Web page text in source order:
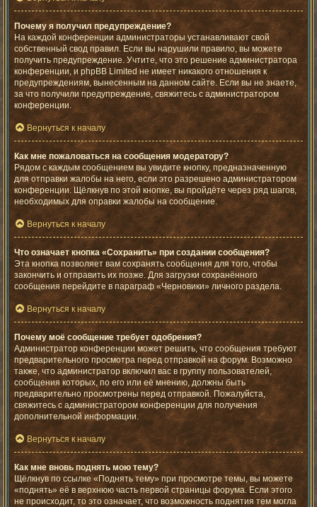
Почему я получил предупреждение?
На каждой конференции администраторы устанавливают свой
собственный свод правил. Если вы нарушили правило, вы можете
получить предупреждение. Учтите, что это решение администратора
конференции, и phpBB Limited не имеет никакого отношения к
предупреждениям, вынесенным на данном сайте. Если вы не знаете,
за что получили предупреждение, свяжитесь с администратором
конференции.
Вернуться к началу
Как мне пожаловаться на сообщения модератору?
Рядом с каждым сообщением вы увидите кнопку, предназначенную
для отправки жалобы на него, если это разрешено администратором
конференции. Щёлкнув по этой кнопке, вы пройдёте через ряд шагов,
необходимых для оправки жалобы на сообщение.
Вернуться к началу
Что означает кнопка «Сохранить» при создании сообщения?
Эта кнопка позволяет вам сохранять сообщения для того, чтобы
закончить и отправить их позже. Для загрузки сохранённого
сообщения перейдите в параграф «Черновики» личного раздела.
Вернуться к началу
Почему моё сообщение требует одобрения?
Администратор конференции может решить, что сообщения требуют
предварительного просмотра перед отправкой на форум. Возможно
также, что администратор включил вас в группу пользователей,
сообщения которых, по его или её мнению, должны быть
предварительно просмотрены перед отправкой. Пожалуйста,
свяжитесь с администратором конференции для получения
дополнительной информации.
Вернуться к началу
Как мне вновь поднять мою тему?
Щёлкнув по ссылке «Поднять тему» при просмотре темы, вы можете
«поднять» её в верхнюю часть первой страницы форума. Если этого
не происходит, то это означает, что возможность поднятия тем могла